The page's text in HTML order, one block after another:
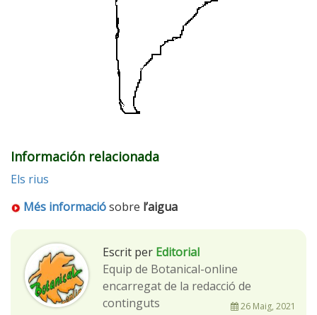
Información relacionada
Els rius
Més informaciósobre l’aigua
Escrit per Editorial
Equip de Botanical-online
encarregat de la redacció de
continguts
26 Maig, 2021